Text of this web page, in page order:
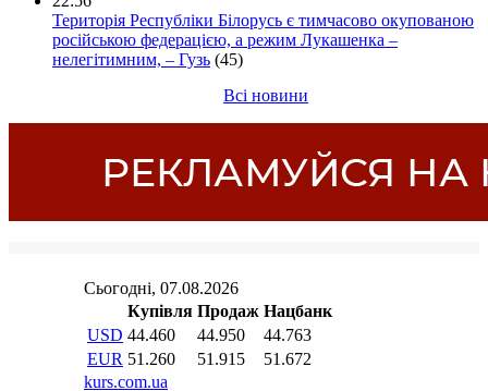
Територія Республіки Білорусь є тимчасово окупованою
російською федерацією, а режим Лукашенка –
нелегітимним, – Гузь (45)
Всі новини